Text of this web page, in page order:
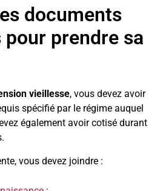
documents
prendre sa
vieillesse, vous devez avoir
spécifié par le régime auquel
également avoir cotisé durant
vous devez joindre :